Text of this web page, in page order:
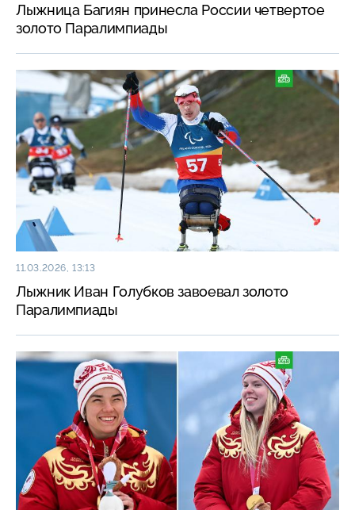
Лыжница Багиян принесла России четвертое
золото Паралимпиады
11.03.2026, 13:13
Лыжник Иван Голубков завоевал золото
Паралимпиады